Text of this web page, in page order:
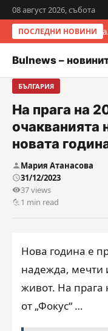
08 август 2026, събота
ПОСЛЕДНИ НОВИНИ
Bulnews –
БЪЛГАРИЯ
На прага на
очакванията
новата
Мария Атанасова
31/12/2023
37 views
1 min read
Нова година е
надежда, мечти
живот. На прага
от „Фокус“ …